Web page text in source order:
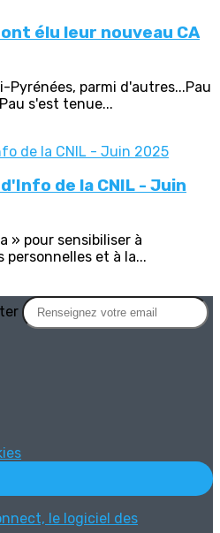
élu leur nouveau CA
Pyrénées, parmi d'autres...Pau
s'est tenue...
de la CNIL - Juin
» pour sensibiliser à
et à la...
le logiciel des